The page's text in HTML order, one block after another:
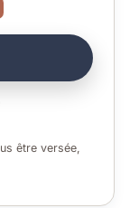
être versée,